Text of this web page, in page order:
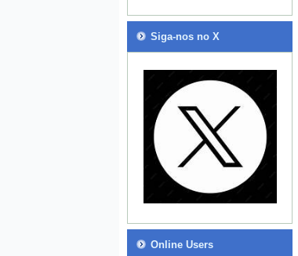
Siga-nos no X
Online Users